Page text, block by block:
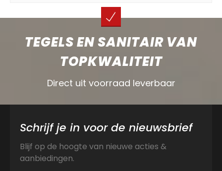
TEGELS EN SANITAIR VAN
TOPKWALITEIT
Direct uit voorraad leverbaar
Schrijf je in voor de nieuwsbrief
Blijf op de hoogte van nieuwe acties &
aanbiedingen.